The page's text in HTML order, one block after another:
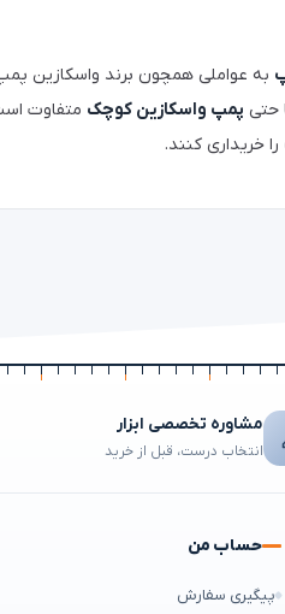
به عواملی همچون برند واسکازین
حتی پمپ واسکازین کوچک متفاوت
را خریداری کنند.
مشاوره تخصصی ابزار
انتخاب درست، قبل از خرید
حساب من
پیگیری سفارش